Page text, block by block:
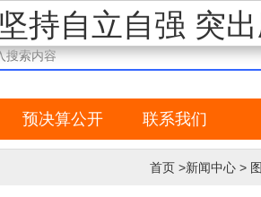
设为首页 收藏本站
预决算公开 联系我们
首页 >新闻中心 >
持自立自强 突